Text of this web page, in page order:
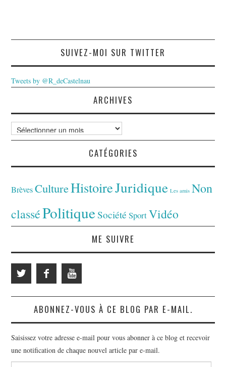
SUIVEZ-MOI SUR TWITTER
Tweets by @R_deCastelnau
ARCHIVES
Archives
CATÉGORIES
Brèves CultureHistoireJuridique Les amis Non
classéPolitiqueSociété SportVidéo
ME SUIVRE
ABONNEZ-VOUS À CE BLOG PAR E-MAIL.
Saisissez votre adresse e-mail pour vous abonner à ce blog et recevoir
une notification de chaque nouvel article par e-mail.